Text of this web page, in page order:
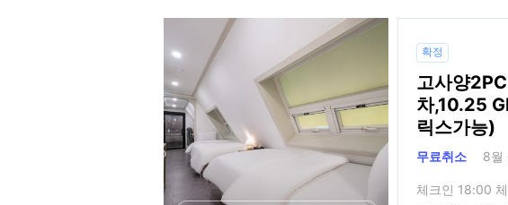
확정
고사양
차,10.25
릭스가능)
무료취소 8월
체크인 18:00